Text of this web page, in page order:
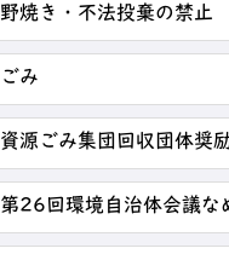
野焼き・不法投棄の禁止
ごみ
資源ごみ集団回収団体奨
第26回環境自治体会議な